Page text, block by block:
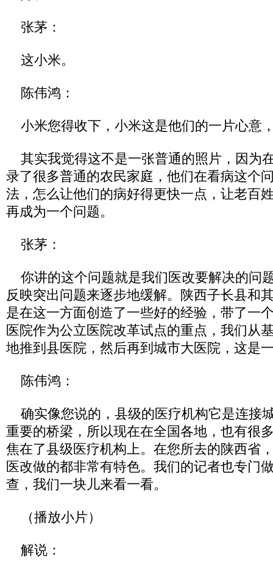
张茅：
这小米。
陈伟鸿：
小米您得收下，小米这是他们的一片心意
其实我觉得这不是一张普通的照片，因为
录了很多普通的农民家庭，他们在看病这个
法，怎么让他们的病好得更快一点，让老百
再成为一个问题。
张茅：
你讲的这个问题就是我们医改要解决的问
反映突出问题来逐步地缓解。陕西子长县和
是在这一方面创造了一些好的经验，带了一
医院作为公立医院改革试点的重点，我们从
地推到县医院，然后再到城市大医院，这是
陈伟鸿：
确实像您说的，县级的医疗机构它是连接
重要的桥梁，所以现在在全国各地，也有很
焦在了县级医疗机构上。在您所去的陕西省
医改做的都非常有特色。我们的记者也专门
查，我们一块儿来看一看。
（播放小片）
解说：